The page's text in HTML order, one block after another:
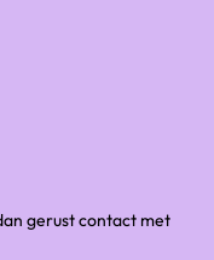
gerust contact met